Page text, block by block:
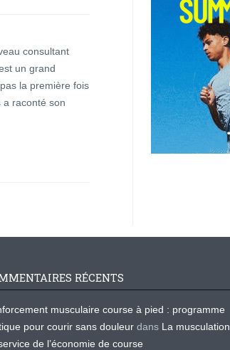
consultant
un grand
la première fois
raconté son
RÉCENTS
musculaire course à pied : programme
pour courir sans douleur dans La musculation
de l’économie de course